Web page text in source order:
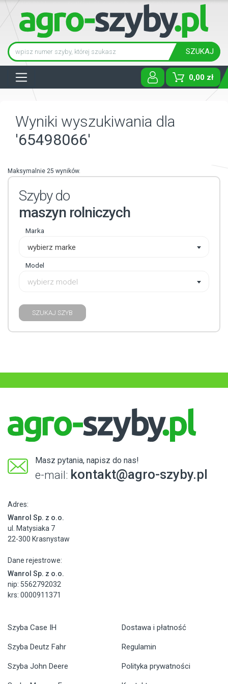
SZUKAJ
0,00 zł
Wyniki wyszukiwania dla
'65498066'
Maksymalnie 25 wyników.
Szyby do
maszyn rolniczych
Marka
wybierz marke
Model
wybierz model
SZUKAJ SZYB
Masz pytania, napisz do nas!
e-mail: kontakt@agro-szyby.pl
Adres:
Wanrol Sp. z o.o.
ul. Matysiaka 7
22-300 Krasnystaw
Dane rejestrowe:
Wanrol Sp. z o.o.
nip: 5562792032
krs: 0000911371
Szyba Case IH
Szyba Deutz Fahr
Szyba John Deere
Dostawa i płatność
Regulamin
Polityka prywatności